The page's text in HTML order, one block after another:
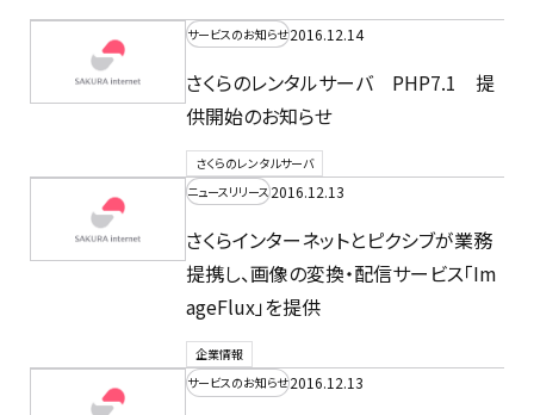
サービスのお知らせ2016.12.14
さくらのレンタルサーバ PHP7.1 提
供開始のお知らせ
さくらのレンタルサーバ
ニュースリリース2016.12.13
さくらインターネットとピクシブが業務
提携し、画像の変換・配信サービス「Im
ageFlux」を提供
企業情報
サービスのお知らせ2016.12.13